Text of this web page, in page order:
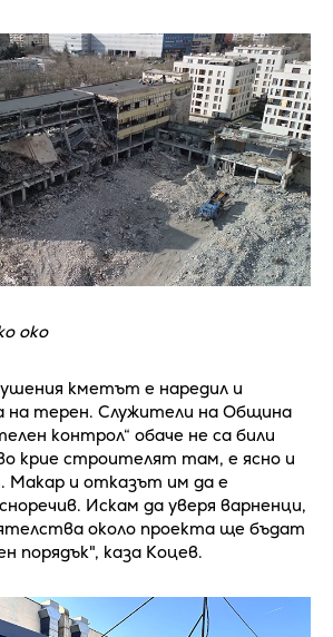
око
кметът е наредил и
на терен. Служители на Община
контрол“ обаче не са били
крие строителят там, е ясно и
Макар и отказът им да е
Искам да уверя варненци,
около проекта ще бъдат
порядък", каза Коцев.